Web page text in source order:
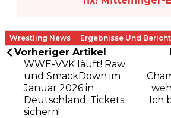
Wrestling News Ergebnisse Und
Vorheriger Artikel
WWE-VVK läuft! Raw
und SmackDown im
Januar 2026 in
Deutschland: Tickets
sichern!
Ich